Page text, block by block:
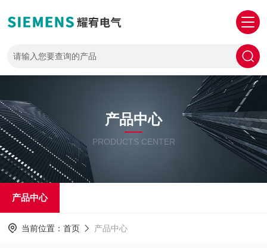
产品中心
PRODUCTS CENTER
产品中心
当前位置： 首页 产品中心